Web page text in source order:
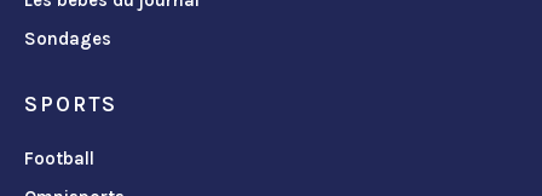
Sondages
SPORTS
Football